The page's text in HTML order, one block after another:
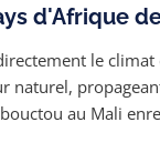
d'Afrique
le
naturel,
au Mali